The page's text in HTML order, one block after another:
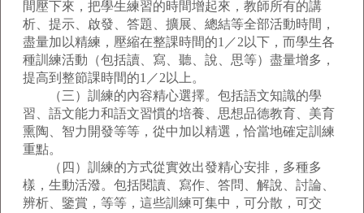
間壓下來，把學生練習的時間增起來，教師所有的講
析、提示、啟發、答題、擴展、總結等全部活動時間，
盡量加以精練，壓縮在整課時間的1／2以下，而學生各
種訓練活動（包括讀、寫、聽、說、思等）盡量增多，
提高到整節課時間的1／2以上。
（三）訓練的內容精心選擇。包括語文知識的學
習、語文能力和語文習慣的培養、思想品德教育、美育
熏陶、智力開發等等，從中加以精選，恰當地確定訓練
重點。
（四）訓練的方式從實效出發精心安排，多種多
樣，生動活潑。包括閱讀、寫作、答問、解說、討論、
辨析、鑒賞，等等，這些訓練可集中，可分散，可交